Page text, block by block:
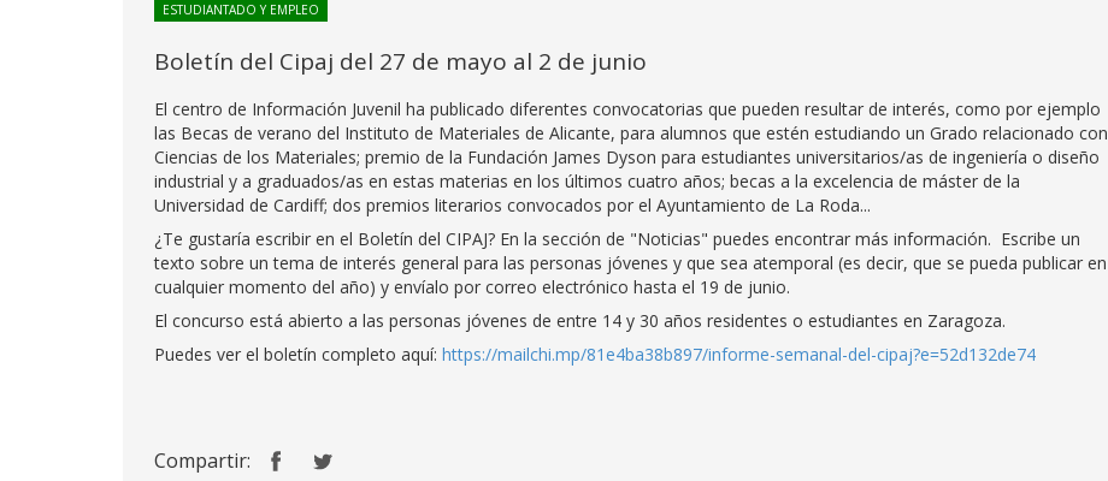
ESTUDIANTADO Y EMPLEO
Boletín del Cipaj del 27 de mayo al 2 de junio
El centro de Información Juvenil ha publicado diferentes convocatorias que pueden resultar de interés, como por ejemplo
las Becas de verano del Instituto de Materiales de Alicante, para alumnos que estén estudiando un Grado relacionado con
Ciencias de los Materiales; premio de la Fundación James Dyson para estudiantes universitarios/as de ingeniería o diseño
industrial y a graduados/as en estas materias en los últimos cuatro años; becas a la excelencia de máster de la
Universidad de Cardiff; dos premios literarios convocados por el Ayuntamiento de La Roda...
¿Te gustaría escribir en el Boletín del CIPAJ? En la sección de "Noticias" puedes encontrar más información. Escribe un
texto sobre un tema de interés general para las personas jóvenes y que sea atemporal (es decir, que se pueda publicar en
cualquier momento del año) y envíalo por correo electrónico hasta el 19 de junio.
El concurso está abierto a las personas jóvenes de entre 14 y 30 años residentes o estudiantes en Zaragoza.
Puedes ver el boletín completo aquí: https://mailchi.mp/81e4ba38b897/informe-semanal-del-cipaj?e=52d132de74
Compartir: